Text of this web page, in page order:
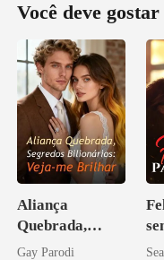
Você deve gostar
Aliança
Quebrada,
Segredos
Gay Parodi